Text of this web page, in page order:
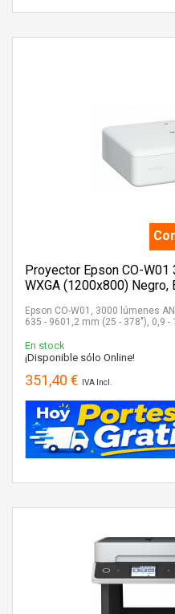
Proyector Epson CO-
WXGA (1200x800) Negro,
Epson CO-W01, 3000 lúmenes
635 - 9601,2 mm (25 - 378"), 0,9 -
En stock
¡Disponible sólo Online!
351,40 € IVA Incl.